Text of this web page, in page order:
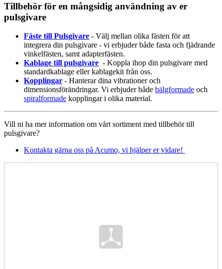
Tillbehör för en mångsidig användning av er
pulsgivare
Fäste till Pulsgivare - Välj mellan olika fästen för att
integrera din pulsgivare - vi erbjuder både fasta och fjädrande
vinkelfästen, samt adapterfästen.
Kablage till pulsgivare - Koppla ihop din pulsgivare med
standardkablage eller kablagekit från oss.
Kopplingar - Hanterar dina vibrationer och
dimensionsförändringar. Vi erbjuder både bälgformade och
spiralformade kopplingar i olika material.
Vill ni ha mer information om vårt sortiment med tillbehör till
pulsgivare?
Kontakta gärna oss på Acumo, vi hjälper er vidare!